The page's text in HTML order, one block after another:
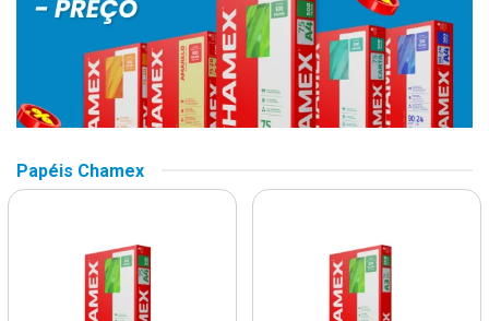
Papéis Chamex